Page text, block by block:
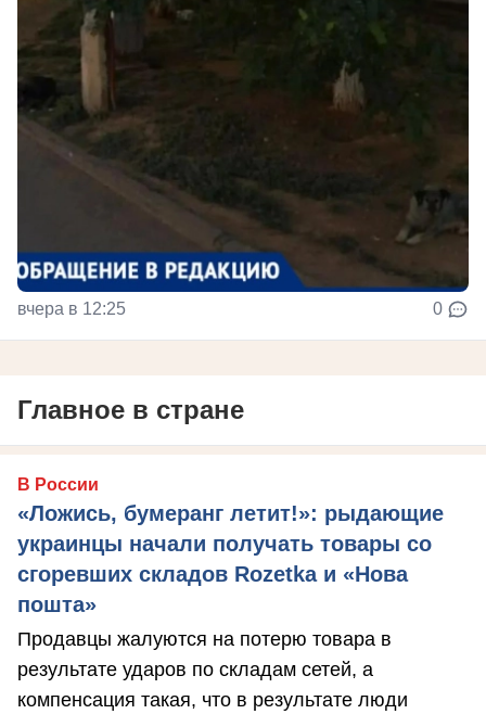
вчера в 12:25 0
Главное в стране
В России
«Ложись, бумеранг летит!»: рыдающие
украинцы начали получать товары со
сгоревших складов Rozetka и «Нова
пошта»
Продавцы жалуются на потерю товара в
результате ударов по складам сетей, а
компенсация такая, что в результате люди